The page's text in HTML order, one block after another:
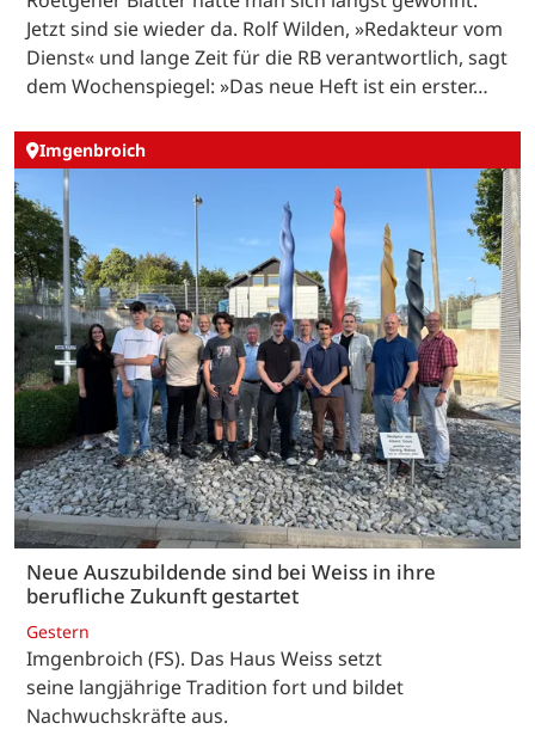
Jetzt sind sie wieder da. Rolf Wilden, »Redakteur vom
Dienst« und lange Zeit für die RB verantwortlich, sagt
dem Wochenspiegel: »Das neue Heft ist ein erster…
Imgenbroich
Neue Auszubildende sind bei Weiss in ihre
berufliche Zukunft gestartet
Gestern
Imgenbroich (FS). Das Haus Weiss setzt
seine langjährige Tradition fort und bildet
Nachwuchskräfte aus.